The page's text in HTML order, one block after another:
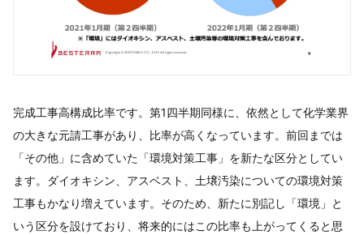
完成工事高構成比率です。第1四半期同様に、依然として化学業界
の大きな元請工事があり、比率が高くなっています。前回までは
「その他」に含めていた「環境対策工事」を新たな区分としてい
ます。ダイオキシン、アスベスト、土壌汚染についての環境対策
工事もかなり増えています。そのため、新たに別記し「環境」と
いう区分を設けており、将来的にはこの比率も上がってくると思